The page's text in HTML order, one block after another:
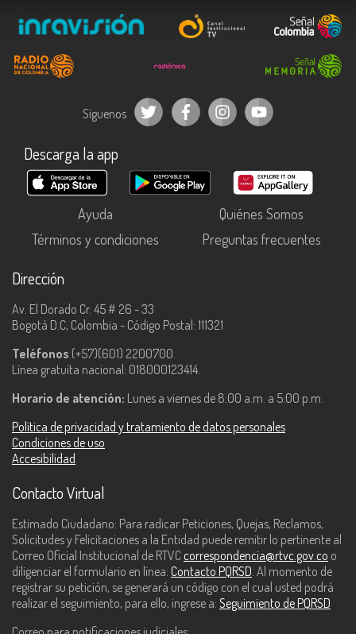
Síguenos
Descarga la app
Ayuda
Quiénes Somos
Términos y condiciones
Preguntas frecuentes
Dirección
Av. El Dorado Cr. 45 # 26 - 33
Bogotá D.C, Colombia - Código Postal: 111321
Teléfonos (+57)(601) 2200700.
Línea gratuita nacional: 018000123414.
Horario de atención: Lunes a viernes de 8:00 a.m. a 5:00 p.m.
Política de privacidad y tratamiento de datos personales
Condiciones de uso
Accesibilidad
Contacto Virtual
Estimado Ciudadano: Para radicar Peticiones, Quejas, Reclamos,
Solicitudes y Felicitaciones a la Entidad puede remitir lo pertinente al
Correo Oficial Institucional de RTVC correspondencia@rtvc.gov.co o
diligenciar el formulario en línea: Contacto PQRSD. Al momento de
registrar su petición, se generará un código con el cual usted podrá
realizar el seguimiento, para ello, ingrese a: Seguimiento de PQRSD